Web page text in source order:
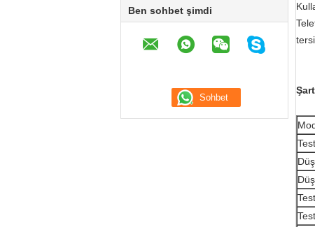
Ben sohbet şimdi